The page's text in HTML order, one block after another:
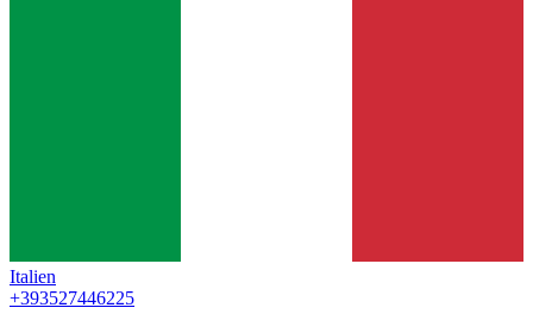
Italien
+393527446225